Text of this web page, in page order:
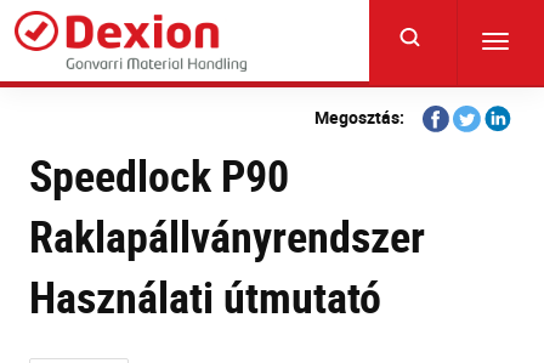
Skip
main
content
Megosztás:
Share
on
Share
on
Share
Speedlock P90
Raklapállványrendszer
Használati útmutató